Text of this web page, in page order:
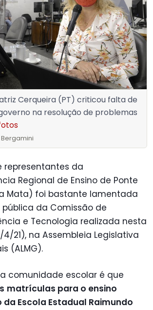
Cerqueira (PT) criticou falta de
na resolução de problemas
representantes da
Regional de Ensino de Ponte
Mata) foi bastante lamentada
da Comissão de
e Tecnologia realizada nesta
21), na Assembleia Legislativa
(ALMG).
comunidade escolar é que
matrículas para o ensino
Escola Estadual Raimundo